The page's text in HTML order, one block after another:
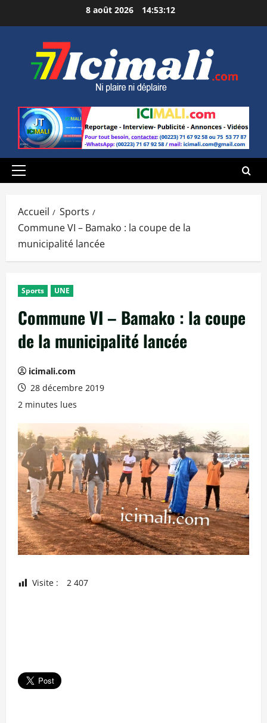
au
8 août 2026 14:53:13
Menu
Accueil
Sports
Commune VI – Bamako : la coupe de la
municipalité lancée
Sports UNE
Commune VI – Bamako : la coupe
de la municipalité lancée
icimali.com
28 décembre 2019
2 minutes lues
Visite : 2 407